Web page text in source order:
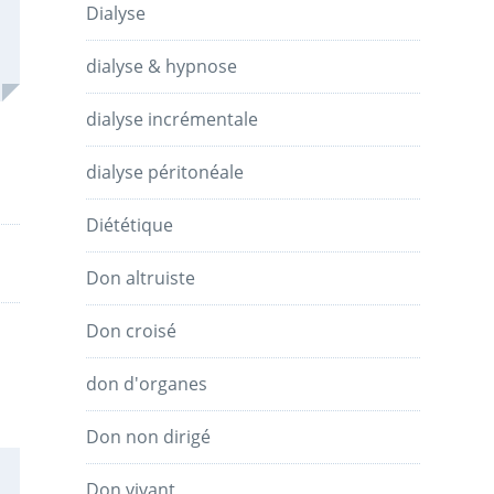
Dialyse
dialyse & hypnose
dialyse incrémentale
dialyse péritonéale
Diététique
Don altruiste
Don croisé
don d'organes
Don non dirigé